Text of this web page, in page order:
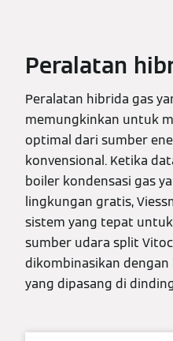
Peralatan
Peralatan hibrida gas
memungkinkan untuk
optimal dari sumber
konvensional. Ketika
boiler kondensasi gas
lingkungan gratis,
sistem yang tepat
sumber udara split
dikombinasikan
yang dipasang di